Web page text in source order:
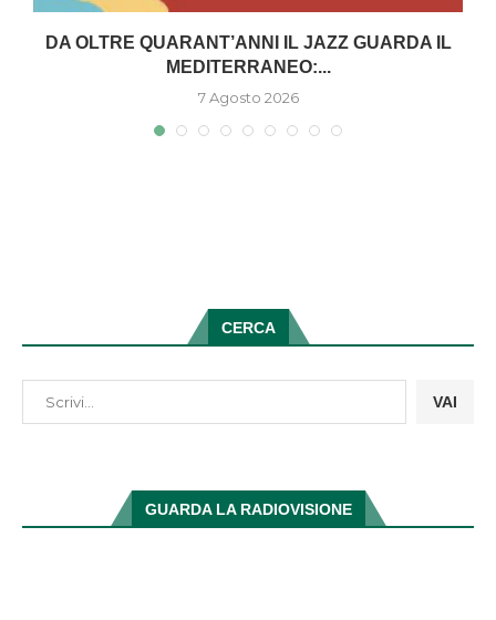
DA OLTRE QUARANT’ANNI IL JAZZ GUARDA IL
MEDITERRANEO:...
7 Agosto 2026
CERCA
VAI
GUARDA LA RADIOVISIONE